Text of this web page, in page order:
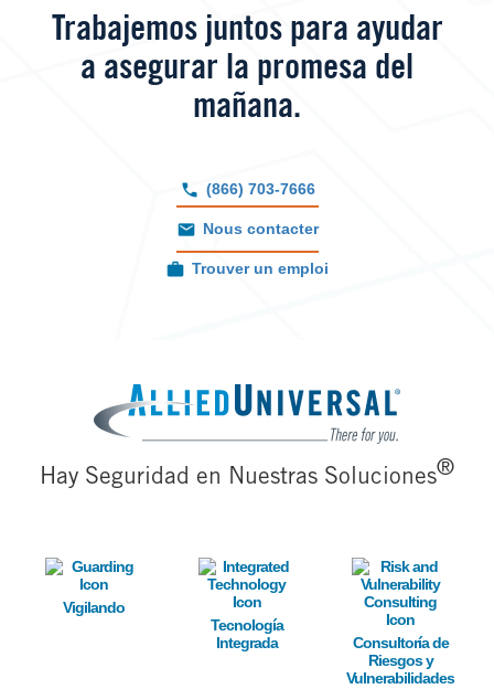
Trabajemos juntos para ayudar
a asegurar la promesa del
mañana.
(866) 703-7666
Nous contacter
Trouver un emploi
Image
Hay Seguridad en Nuestras Soluciones®
Image
Vigilando
Image
Tecnología
Integrada
Image
Consultoría de
Riesgos y
Vulnerabilidades